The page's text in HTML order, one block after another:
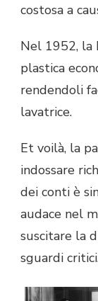
costosa a
Nel 1952, la
plastica
rendendoli
lavatrice.
Et voilà, la
indossare
dei conti è
audace nel
suscitare la
sguardi